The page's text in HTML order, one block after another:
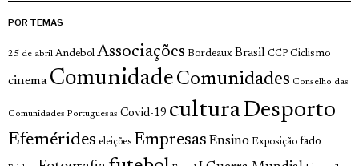
POR TEMAS
25 de abril Andebol Associações Bordeaux Brasil CCP Ciclismo
cinema Comunidade Comunidades Conselho das
Comunidades Portuguesas Covid-19 culturaDesporto
Efemérides eleições Empresas Ensino Exposição fado